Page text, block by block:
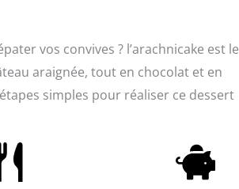
vos convives ? l’arachnicake est le
araignée, tout en chocolat et en
simples pour réaliser ce dessert